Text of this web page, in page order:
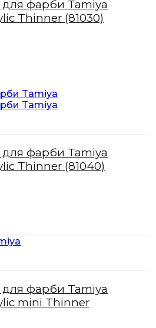
фарби Tamiya
Thinner (81030)
фарби Tamiya
Thinner (81040)
фарби Tamiya
mini Thinner